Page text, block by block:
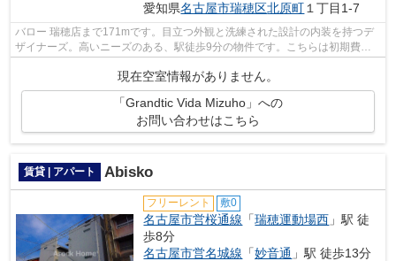
愛知県名古屋市瑞穂区北原町 １丁目1-7
バロー 瑞穂店まで171mです。目立つ外観と洗練された設計の内装を持つデ
ザイナーズ。高いニーズのある、駅徒歩9分の物件です。こちらは初期費用
現在空室情報がありません。
「Grandtic Vida Mizuho」への
お問い合わせはこちら
賃貸 | アパート Abisko
フリーレント 敷0
名古屋市営桜通線 「瑞穂運動場西 」駅 徒
歩8分
名古屋市営名城線 「妙音通 」駅 徒歩13分